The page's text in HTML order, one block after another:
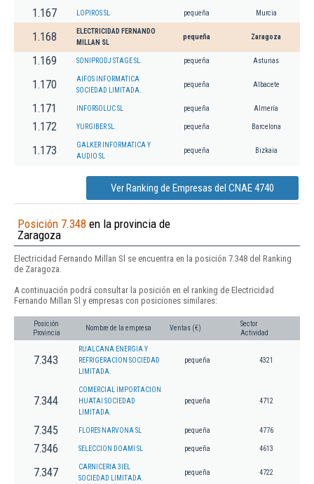
1.167 LOPIROS SL pequeña Murcia
1.168
ELECTRICIDAD FERNANDO
MILLAN SL
pequeña Zaragoza
1.169 SONIPRODJ STAGE SL. pequeña Asturias
1.170
AIFOS INFORMATICA
SOCIEDAD LIMITADA.
pequeña Albacete
1.171 INFORSOLUC SL pequeña Almería
1.172 YURGIBER SL. pequeña Barcelona
1.173
GALKER INFORMATICA Y
AUDIO SL
pequeña Bizkaia
Ver Ranking de Empresas del CNAE 4740
Posición 7.348 en la provincia de
Zaragoza
Electricidad Fernando Millan Sl se encuentra en la posición 7.348 del Ranking
de Zaragoza.
A continuación podrá consultar la posición en el ranking de Electricidad
Fernando Millan Sl y empresas con posiciones similares:
Posición
Provincia
Nombre de la empresa Ventas (€)
Sector
Actividad
7.343
RUALCANA ENERGIA Y
REFRIGERACION SOCIEDAD
LIMITADA.
pequeña 4321
7.344
COMERCIAL IMPORTACION
HUATAI SOCIEDAD
LIMITADA.
pequeña 4712
7.345 FLORES NARVONA SL pequeña 4776
7.346 SELECCION DOAMI SL pequeña 4613
7.347
CARNICERIA 3IEL
SOCIEDAD LIMITADA.
pequeña 4722